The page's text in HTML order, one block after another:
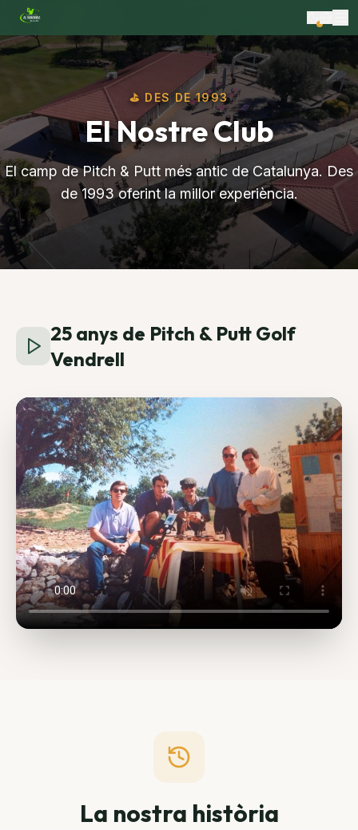
⛳ DES DE 1993
El Nostre Club
El camp de Pitch & Putt més antic de Catalunya. Des
de 1993 oferint la millor experiència.
25 anys de Pitch & Putt Golf
Vendrell
La nostra història